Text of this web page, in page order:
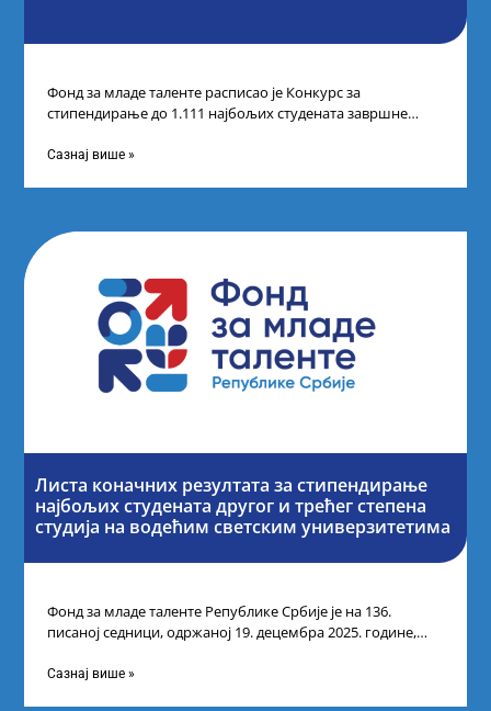
Фонд за младе таленте расписао је Конкурс за
стипендирање до 1.111 најбољих студената завршне
Сазнај више »
Листа коначних резултата за стипендирање
најбољих студената другог и трећег степена
студија на водећим светским универзитетима
Фонд за младе таленте Републике Србије је на 136.
писаној седници, одржаној 19. децембра 2025. године,
Сазнај више »